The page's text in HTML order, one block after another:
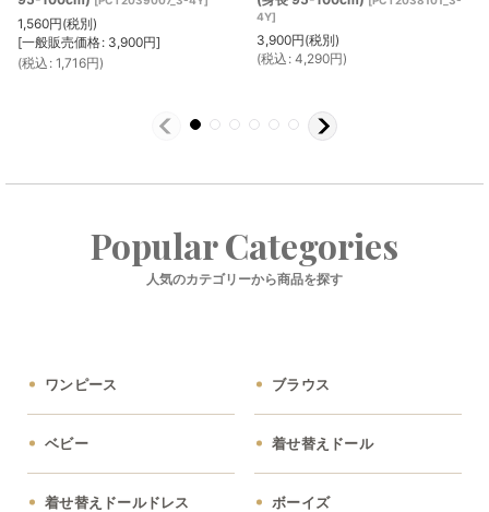
1,560円(税別)
[一般販売価格: 3,900円]
(税込 : 1,716円)
4Y]
3,900円(税別)
(税込 : 4,290円)
Popular Categories
人気のカテゴリーから商品を探す
ワンピース ブラウス
ベビー 着せ替えドール
着せ替えドールドレス ボーイズ